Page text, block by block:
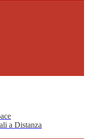
a Distanza